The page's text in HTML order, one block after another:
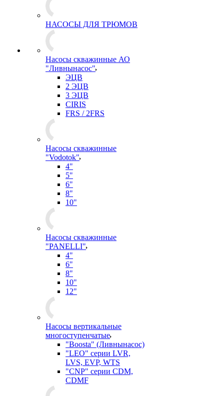
НАСОСЫ ДЛЯ ТРЮМОВ
Насосы скважинные АО
"Ливнынасос"
ЭЦВ
2 ЭЦВ
3 ЭЦВ
CIRIS
FRS / 2FRS
Насосы скважинные
"Vodotok"
4"
5"
6"
8"
10"
Насосы скважинные
"PANELLI"
4"
6"
8"
10"
12"
Насосы вертикальные
многоступенчатые
"Boosta" (Ливнынасос)
"LEO" серии LVR,
LVS, EVP, WTS
"CNP" серии CDM,
CDMF